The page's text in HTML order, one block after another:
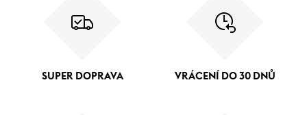
SUPER DOPRAVA VRÁCENÍ DO 30 DNŮ